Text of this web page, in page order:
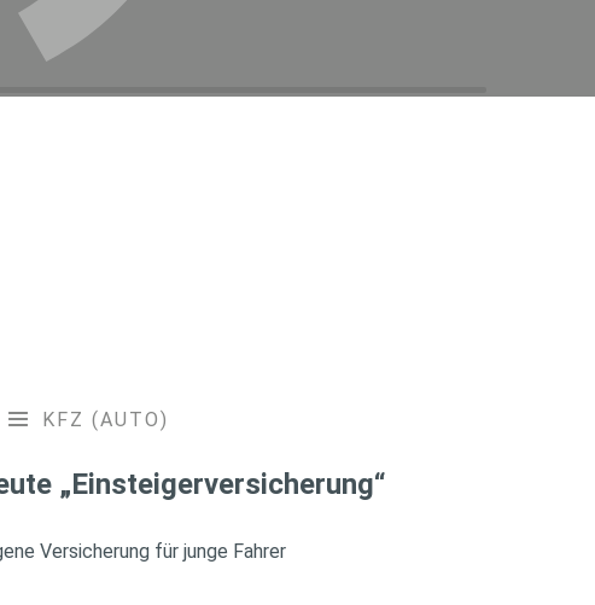
KFZ (AUTO)
„Einsteigerversicherung“
Versicherung für junge Fahrer